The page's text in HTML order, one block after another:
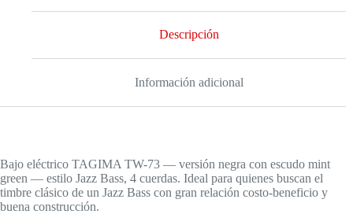
Descripción
Información adicional
Bajo eléctrico TAGIMA TW-73 — versión negra con escudo mint
green — estilo Jazz Bass, 4 cuerdas. Ideal para quienes buscan el
timbre clásico de un Jazz Bass con gran relación costo-beneficio y
buena construcción.